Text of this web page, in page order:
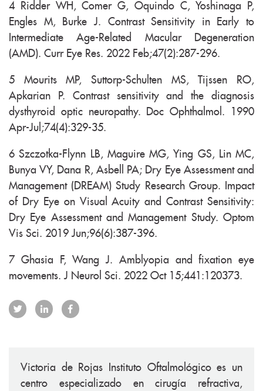
4 Ridder WH, Comer G, Oquindo C, Yoshinaga P,
Engles M, Burke J. Contrast Sensitivity in Early to
Intermediate Age-Related Macular Degeneration
(AMD). Curr Eye Res. 2022 Feb;47(2):287-296.
5 Mourits MP, Suttorp-Schulten MS, Tijssen RO,
Apkarian P. Contrast sensitivity and the diagnosis
dysthyroid optic neuropathy. Doc Ophthalmol. 1990
Apr-Jul;74(4):329-35.
6 Szczotka-Flynn LB, Maguire MG, Ying GS, Lin MC,
Bunya VY, Dana R, Asbell PA; Dry Eye Assessment and
Management (DREAM) Study Research Group. Impact
of Dry Eye on Visual Acuity and Contrast Sensitivity:
Dry Eye Assessment and Management Study. Optom
Vis Sci. 2019 Jun;96(6):387-396.
7 Ghasia F, Wang J. Amblyopia and fixation eye
movements. J Neurol Sci. 2022 Oct 15;441:120373.
Victoria de Rojas Instituto Oftalmológico es un
centro especializado en cirugía refractiva,